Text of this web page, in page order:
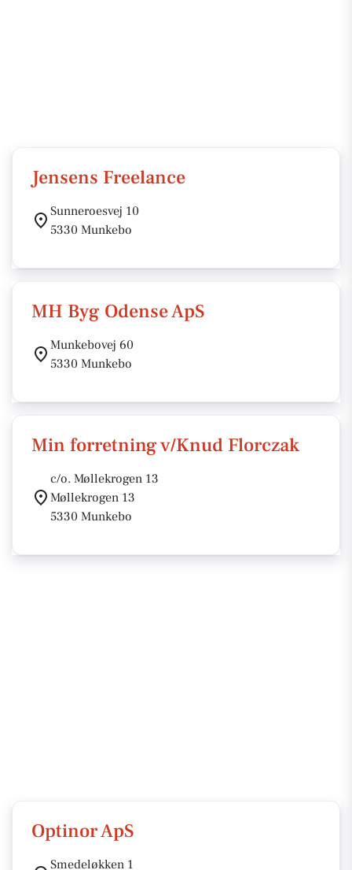
Jensens Freelance
Sunneroesvej 10
5330 Munkebo
MH Byg Odense ApS
Munkebovej 60
5330 Munkebo
Min forretning v/Knud Florczak
c/o. Møllekrogen 13
Møllekrogen 13
5330 Munkebo
Optinor ApS
Smedeløkken 1